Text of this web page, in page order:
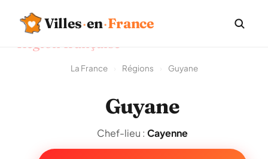
Villes·en·France
La France Régions Guyane
Région française
Guyane
Chef-lieu : Cayenne